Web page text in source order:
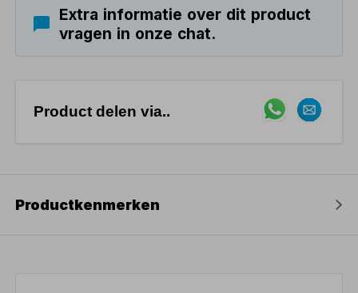
Extra informatie over dit product
vragen in onze chat.
Product delen via..
Productkenmerken